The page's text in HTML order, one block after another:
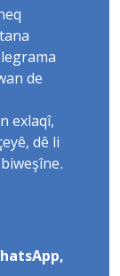
de
exlaqî,
dê li